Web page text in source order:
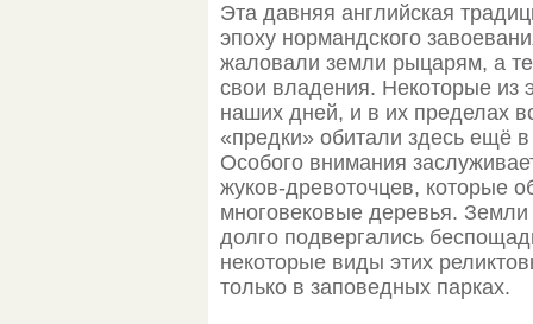
Эта давняя английская
эпоху нормандского
жаловали земли рыцарям, а
свои владения. Некоторые из
наших дней, и в их пределах
«предки» обитали здесь ещё
Особого внимания
жуков-древоточцев, которые
многовековые деревья. Земли
долго подвергались
некоторые виды этих
только в заповедных парках.